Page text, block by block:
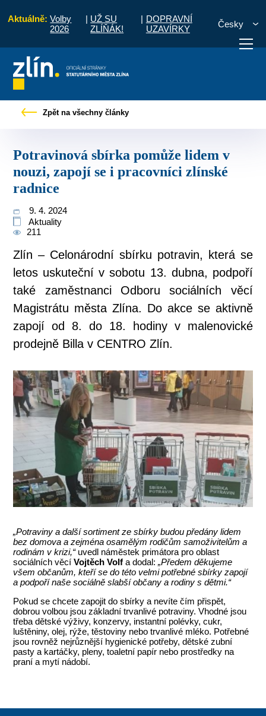
Aktuálně: Volby
2026
| UŽ SU
ZLÍŇÁK!
| DOPRAVNÍ
UZAVÍRKY
Česky
vyřídit Potřebuji zaplatit
Zpět na všechny články
Potravinová sbírka pomůže lidem v
nouzi, zapojí se i pracovníci zlínské
radnice
9. 4. 2024
Aktuality
211
Zlín – Celonárodní sbírku potravin, která se
letos uskuteční v sobotu 13. dubna, podpoří
také zaměstnanci Odboru sociálních věcí
Magistrátu města Zlína. Do akce se aktivně
zapojí od 8. do 18. hodiny v malenovické
prodejně Billa v CENTRO Zlín.
„Potraviny a další sortiment ze sbírky budou předány lidem
bez domova a zejména osamělým rodičům samoživitelům a
rodinám v krizi,“uvedl náměstek primátora pro oblast
sociálních věcíVojtěch Volfa dodal:„Předem děkujeme
všem občanům, kteří se do této velmi potřebné sbírky zapojí
a podpoří naše sociálně slabší občany a rodiny s dětmi.“
Pokud se chcete zapojit do sbírky a nevíte čím přispět,
dobrou volbou jsou základní trvanlivé potraviny. Vhodné jsou
třeba dětské výživy, konzervy, instantní polévky, cukr,
luštěniny, olej, rýže, těstoviny nebo trvanlivé mléko. Potřebné
jsou rovněž nejrůznější hygienické potřeby, dětské zubní
pasty a kartáčky, pleny, toaletní papír nebo prostředky na
praní a mytí nádobí.